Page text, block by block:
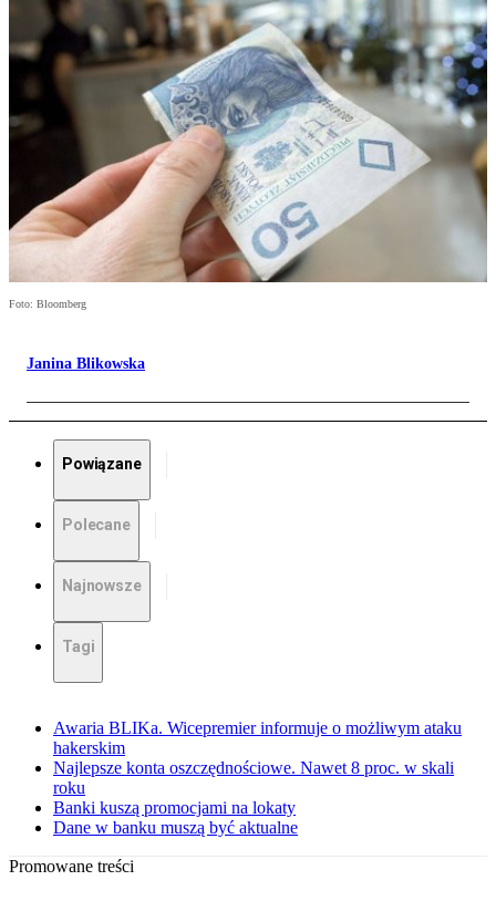
Foto: Bloomberg
Janina Blikowska
Powiązane
Polecane
Najnowsze
Tagi
Awaria BLIKa. Wicepremier informuje o możliwym ataku
hakerskim
Najlepsze konta oszczędnościowe. Nawet 8 proc. w skali
roku
Banki kuszą promocjami na lokaty
Dane w banku muszą być aktualne
Promowane treści